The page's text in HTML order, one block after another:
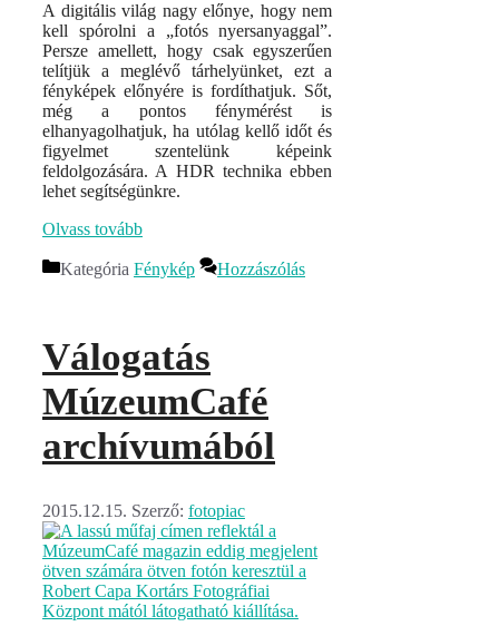
A digitális világ nagy előnye, hogy nem
kell spórolni a „fotós nyersanyaggal”.
Persze amellett, hogy csak egyszerűen
telítjük a meglévő tárhelyünket, ezt a
fényképek előnyére is fordíthatjuk. Sőt,
még a pontos fénymérést is
elhanyagolhatjuk, ha utólag kellő időt és
figyelmet szentelünk képeink
feldolgozására. A HDR technika ebben
lehet segítségünkre.
Olvass tovább
Kategória Fénykép Hozzászólás
Válogatás
MúzeumCafé
archívumából
2015.12.15. Szerző: fotopiac